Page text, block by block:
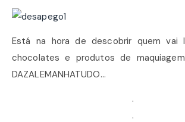
Está na hora de descobrir quem
chocolates e produtos de
DAZALEMANHATUDO…
.
.